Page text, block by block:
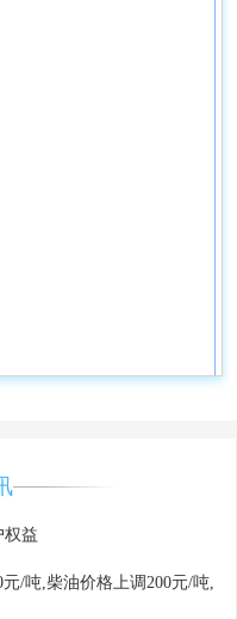
权益
/吨,柴油价格上调200元/吨,